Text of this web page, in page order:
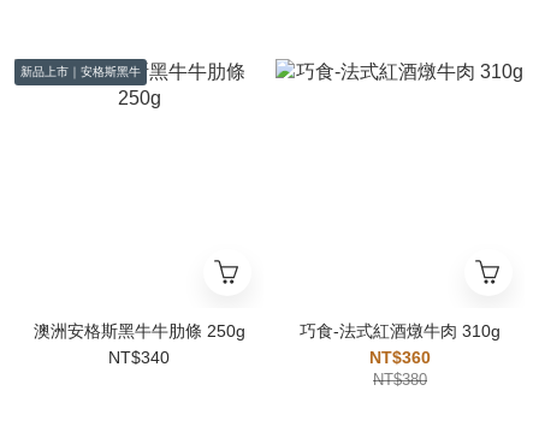
新品上市｜安格斯黑牛
澳洲安格斯黑牛牛肋條 250g
NT$340
巧食-法式紅酒燉牛肉 310g
NT$360
NT$380